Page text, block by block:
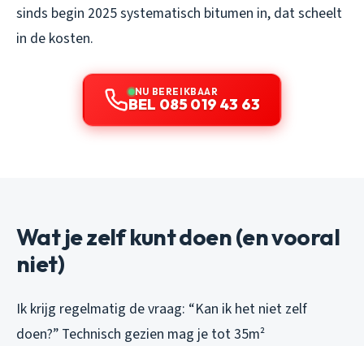
sinds begin 2025 systematisch bitumen in, dat scheelt
in de kosten.
NU BEREIKBAAR
BEL 085 019 43 63
Wat je zelf kunt doen (en vooral
niet)
Ik krijg regelmatig de vraag: “Kan ik het niet zelf
doen?” Technisch gezien mag je tot 35m²